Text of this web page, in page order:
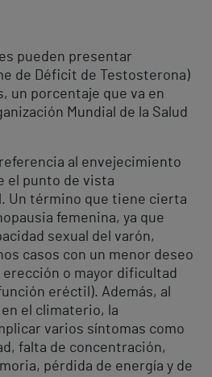
pueden presentar
de Déficit de Testosterona)
un porcentaje que va en
Mundial de la Salud
al envejecimiento
el punto de vista
Un término que tiene cierta
femenina, ya que
sexual del varón,
casos con un menor deseo
erección o mayor dificultad
eréctil). Además, al
el climaterio, la
varios síntomas como
falta de concentración,
pérdida de energía y de